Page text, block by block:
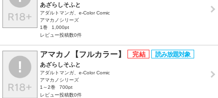
あざらしそふと
アダルトマンガ、e-Color Comic
アマカノシリーズ
1巻
1,000pt
レビュー投稿数0件
アマカノ【フルカラー】
あざらしそふと
アダルトマンガ、e-Color Comic
アマカノシリーズ
1～2巻
700pt
レビュー投稿数0件